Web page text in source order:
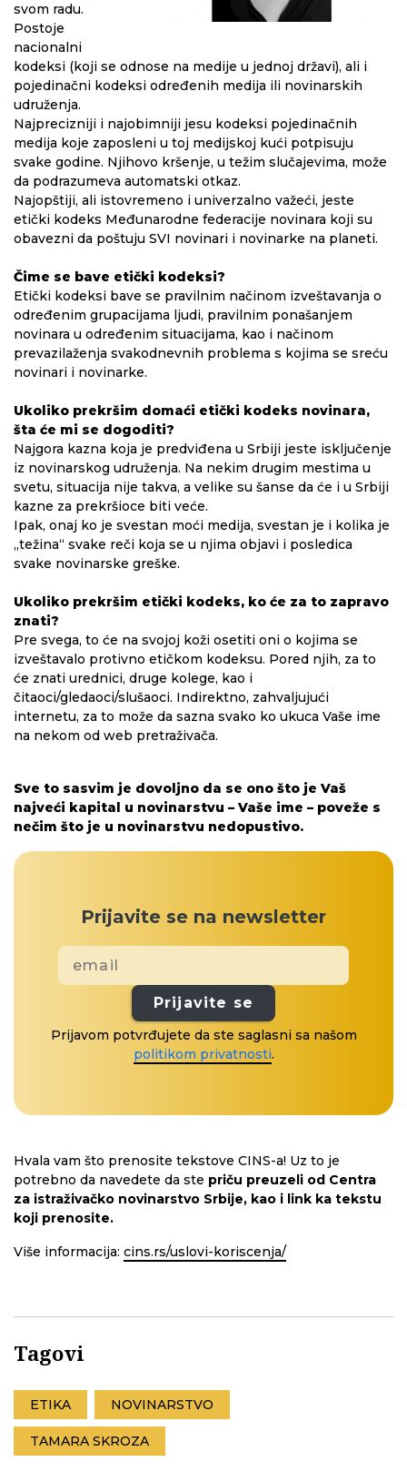
svom radu.
Postoje
nacionalni
kodeksi (koji se odnose na medije u jednoj državi), ali i
pojedinačni kodeksi određenih medija ili novinarskih
udruženja.
Najprecizniji i najobimniji jesu kodeksi pojedinačnih
medija koje zaposleni u toj medijskoj kući potpisuju
svake godine. Njihovo kršenje, u težim slučajevima, može
da podrazumeva automatski otkaz.
Najopštiji, ali istovremeno i univerzalno važeći, jeste
etički kodeks Međunarodne federacije novinara koji su
obavezni da poštuju SVI novinari i novinarke na planeti.
Čime se bave etički kodeksi?
Etički kodeksi bave se pravilnim načinom izveštavanja o
određenim grupacijama ljudi, pravilnim ponašanjem
novinara u određenim situacijama, kao i načinom
prevazilaženja svakodnevnih problema s kojima se sreću
novinari i novinarke.
Ukoliko prekršim domaći etički kodeks novinara,
šta će mi se dogoditi?
Najgora kazna koja je predviđena u Srbiji jeste isključenje
iz novinarskog udruženja. Na nekim drugim mestima u
svetu, situacija nije takva, a velike su šanse da će i u Srbiji
kazne za prekršioce biti veće.
Ipak, onaj ko je svestan moći medija, svestan je i kolika je
„težina“ svake reči koja se u njima objavi i posledica
svake novinarske greške.
Ukoliko prekršim etički kodeks, ko će za to zapravo
znati?
Pre svega, to će na svojoj koži osetiti oni o kojima se
izveštavalo protivno etičkom kodeksu. Pored njih, za to
će znati urednici, druge kolege, kao i
čitaoci/gledaoci/slušaoci. Indirektno, zahvaljujući
internetu, za to može da sazna svako ko ukuca Vaše ime
na nekom od web pretraživača.
Sve to sasvim je dovoljno da se ono što je Vaš
najveći kapital u novinarstvu – Vaše ime – poveže s
nečim što je u novinarstvu nedopustivo.
Prijavite se na newsletter
Prijavite se
Prijavom potvrđujete da ste saglasni sa našom
politikom privatnosti.
Hvala vam što prenosite tekstove CINS-a! Uz to je
potrebno da navedete da ste priču preuzeli od Centra
za istraživačko novinarstvo Srbije, kao i link ka tekstu
koji prenosite.
Više informacija: cins.rs/uslovi-koriscenja/
Tagovi
ETIKA NOVINARSTVO
TAMARA SKROZA